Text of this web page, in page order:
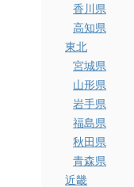
香川県
高知県
東北
宮城県
山形県
岩手県
福島県
秋田県
青森県
近畿